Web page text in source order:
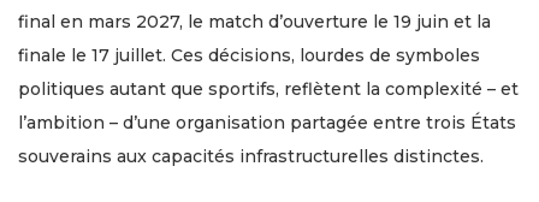
final en mars 2027, le match d’ouverture le 19 juin et la
finale le 17 juillet. Ces décisions, lourdes de symboles
politiques autant que sportifs, reflètent la complexité – et
l’ambition – d’une organisation partagée entre trois États
souverains aux capacités infrastructurelles distinctes.